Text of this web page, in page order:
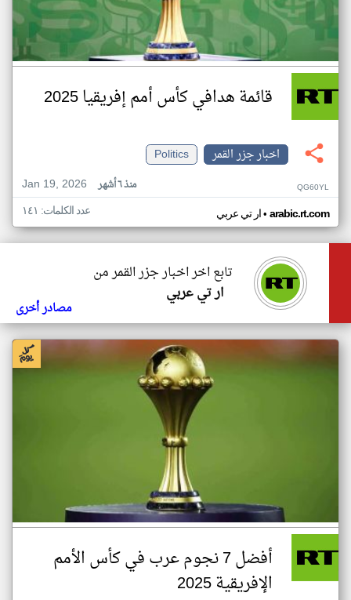
قائمة هدافي كأس أمم إفريقيا 2025
اخبار جزر القمر
Politics
Jan 19, 2026
منذ ٦ أشهر QG60YL
ار تي عربي• arabic.rt.com عدد الكلمات: ١٤١
تابع اخر اخبار جزر القمر من
ار تي عربي
مصادر أخرى
أفضل 7 نجوم عرب في كأس الأمم
الإفريقية 2025